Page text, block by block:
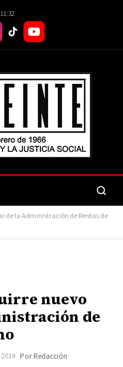
de la Administración de Rentas de
nuevo
de
Por Redacción